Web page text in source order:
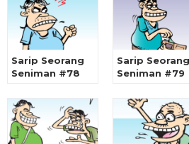
Sarip Seorang
Seniman #78
Sarip Seorang
Seniman #79